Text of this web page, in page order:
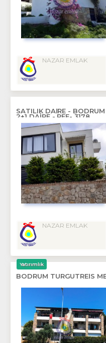
NAZAR EMLAK
SATILIK DAİRE -
2+1 DAİRE - REF- 3178
NAZAR EMLAK
Yatırımlık
BODRUM TURGUTREİS